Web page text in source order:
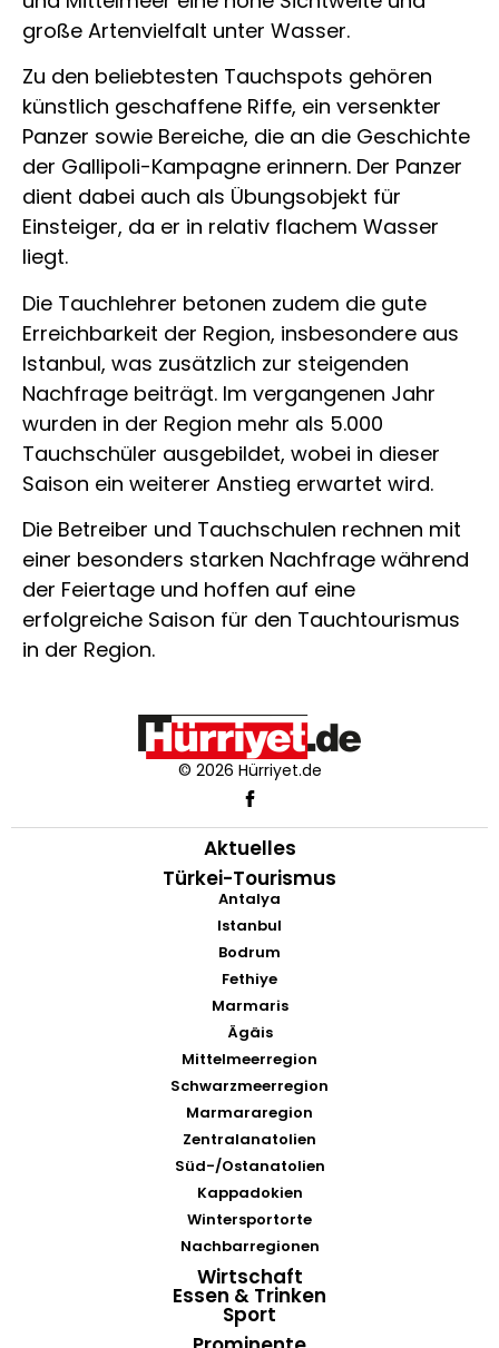
große Artenvielfalt unter Wasser.
Zu den beliebtesten Tauchspots gehören
künstlich geschaffene Riffe, ein versenkter
Panzer sowie Bereiche, die an die Geschichte
der Gallipoli-Kampagne erinnern. Der Panzer
dient dabei auch als Übungsobjekt für
Einsteiger, da er in relativ flachem Wasser
liegt.
Die Tauchlehrer betonen zudem die gute
Erreichbarkeit der Region, insbesondere aus
Istanbul, was zusätzlich zur steigenden
Nachfrage beiträgt. Im vergangenen Jahr
wurden in der Region mehr als 5.000
Tauchschüler ausgebildet, wobei in dieser
Saison ein weiterer Anstieg erwartet wird.
Die Betreiber und Tauchschulen rechnen mit
einer besonders starken Nachfrage während
der Feiertage und hoffen auf eine
erfolgreiche Saison für den Tauchtourismus
in der Region.
© 2026 Hürriyet.de
Aktuelles
Türkei-Tourismus
Antalya
Istanbul
Bodrum
Fethiye
Marmaris
Ägäis
Mittelmeerregion
Schwarzmeerregion
Marmararegion
Zentralanatolien
Süd-/Ostanatolien
Kappadokien
Wintersportorte
Nachbarregionen
Wirtschaft
Essen & Trinken
Sport